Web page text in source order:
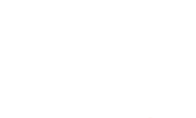
最近接受香港電台節目《鏗鏘
之間如何互相幫忙，在疫境中求